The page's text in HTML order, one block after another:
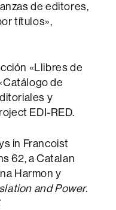
de editores,
títulos»,
«Llibres de
de
y
EDI-RED.
in Francoist
62, a Catalan
Harmon y
and Power.